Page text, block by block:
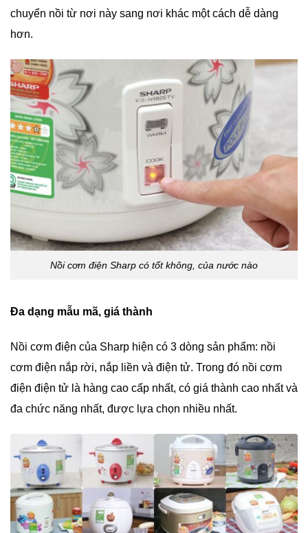
chuyển nồi từ nơi này sang nơi khác một cách dễ dàng
hơn.
Nồi cơm điện Sharp có tốt không, của nước nào
Đa dạng mẫu mã, giá thành
Nồi cơm điện của Sharp hiện có 3 dòng sản phẩm: nồi
cơm điện nắp rời, nắp liền và điện tử. Trong đó nồi cơm
điện điện tử là hàng cao cấp nhất, có giá thành cao nhất và
đa chức năng nhất, được lựa chọn nhiều nhất.